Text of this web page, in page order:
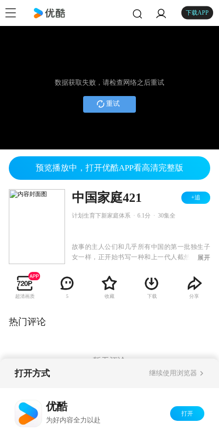
下载APP
数据获取失败，请检查网络之后重试
重试
预览播放中，打开优酷APP看高清完整版
中国家庭421 +追
计划生育下新家庭体系 6.1分 30集全
故事的主人公们和几乎所有中国的第一批独生子
女一样，正开始书写一种和上一代人截然不同的
着自身的生活理想，同时也让我们看到了新一代
人中国家庭的困惑。
展开
超清画质 5 收藏 下载 分享
热门评论
暂无评论
打开方式 继续使用浏览器
优酷
为好内容全力以赴
打开